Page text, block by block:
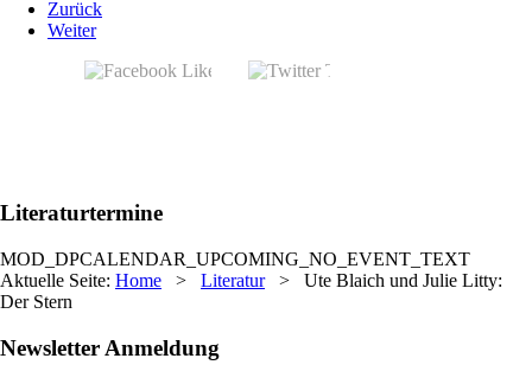
Zurück
Weiter
Literaturtermine
MOD_DPCALENDAR_UPCOMING_NO_EVENT_TEXT
Aktuelle Seite: Home > Literatur > Ute Blaich und Julie Litty:
Der Stern
Newsletter Anmeldung